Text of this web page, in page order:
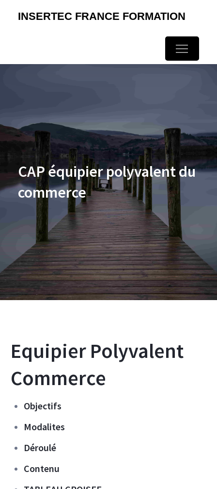
INSERTEC FRANCE FORMATION
CAP équipier polyvalent du
commerce
Equipier Polyvalent
Commerce
Objectifs
Modalites
Déroulé
Contenu